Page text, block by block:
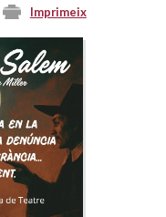
Imprimeix